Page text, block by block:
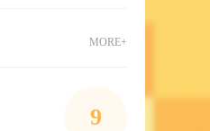
MORE+
9